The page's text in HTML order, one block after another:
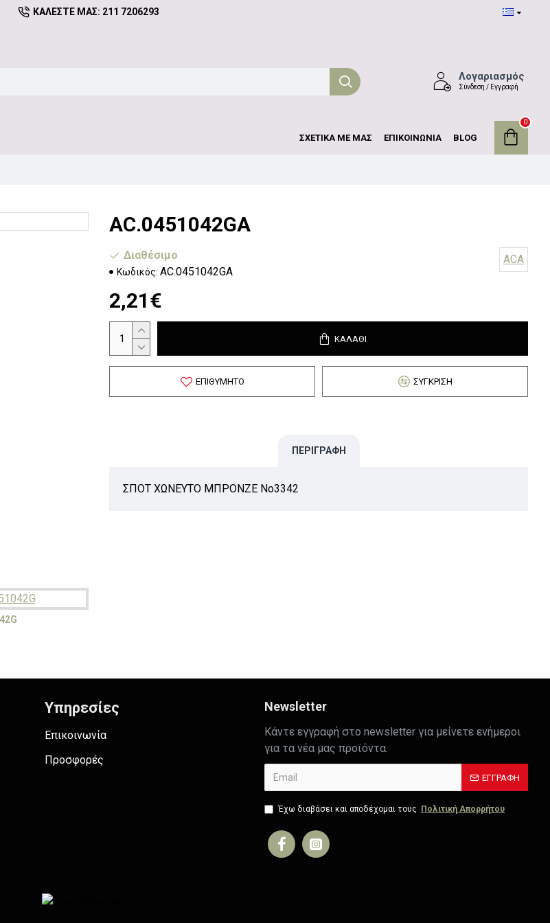
ΚΑΛΈΣΤΕ ΜΑΣ: 211 7206293
Λογαριασμός
Σύνδεση / Εγγραφή
ΣΧΕΤΙΚΑ ΜΕ ΜΑΣ ΕΠΙΚΟΙΝΩΝΙΑ BLOG
0
AC.0451042GA
Διαθέσιμο
Κωδικός: AC.0451042GA
ACA
2,21€
ΚΑΛΆΘΙ
ΕΠΙΘΥΜΗΤΌ ΣΎΓΚΡΙΣΗ
ΠΕΡΙΓΡΑΦΉ
ΣΠΟΤ ΧΩΝΕΥΤΟ ΜΠΡΟΝΖΕ Νο3342
Υπηρεσίες
Επικοινωνία
Προσφορές
Newsletter
Κάντε εγγραφή στο newsletter για μείνετε ενήμεροι
για τα νέα μας προϊόντα.
ΕΓΓΡΑΦΉ
Έχω διαβάσει και αποδέχομαι τους Πολιτική Απορρήτου